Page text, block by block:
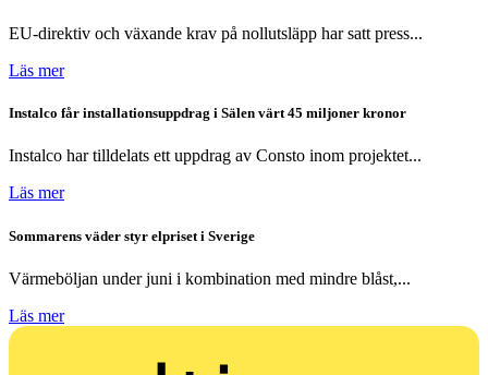
EU-direktiv och växande krav på nollutsläpp har satt press...
Läs mer
Instalco får installationsuppdrag i Sälen värt 45 miljoner kronor
Instalco har tilldelats ett uppdrag av Consto inom projektet...
Läs mer
Sommarens väder styr elpriset i Sverige
Värmeböljan under juni i kombination med mindre blåst,...
Läs mer